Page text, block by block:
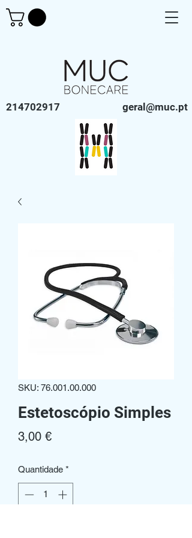
214702917 geral@muc.pt
SKU: 76.001.00.000
Estetoscópio Simples
3,00 €Preço
Quantidade *